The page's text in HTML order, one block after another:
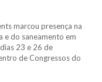
marcou presença na
e do saneamento em
23 e 26 de
de Congressos do